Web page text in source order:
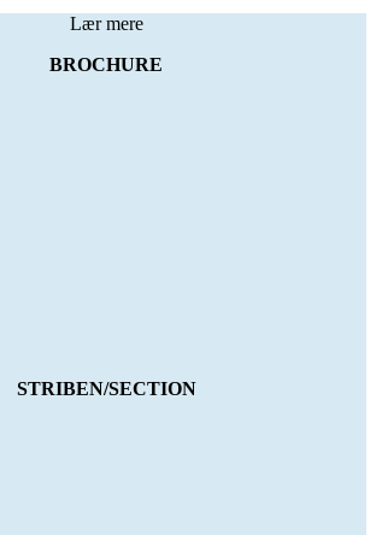
Lær mere
BROCHURE
STRIBEN/SECTION